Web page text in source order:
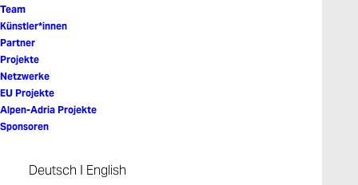
Team
Künstler*innen
Partner
Projekte
Netzwerke
EU Projekte
Alpen-Adria Projekte
Sponsoren
Deutsch I English